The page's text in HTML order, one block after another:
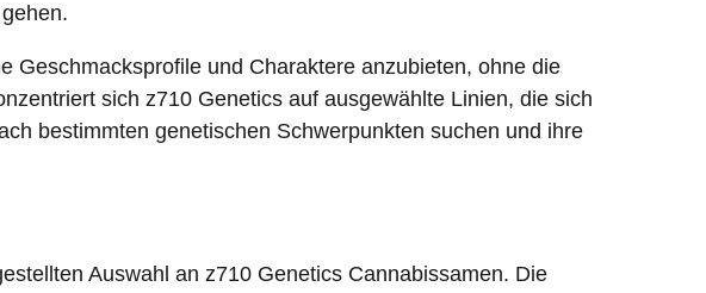
Geschmacksprofile und Charaktere anzubieten, ohne die
sich z710 Genetics auf ausgewählte Linien, die sich
bestimmten genetischen Schwerpunkten suchen und ihre
Auswahl an z710 Genetics Cannabissamen. Die